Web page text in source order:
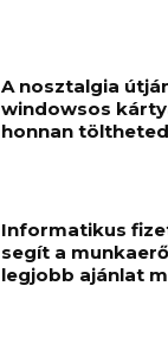
A nosztalgia
windowsos
honnan
Informatikus
segít a
legjobb ajánlat